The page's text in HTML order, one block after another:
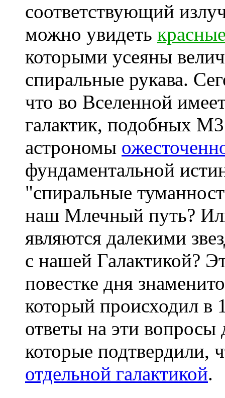
соответствующий
можно увидеть
которыми усеяны
спиральные рукава.
что во Вселенной
галактик, подобных
астрономы
фундаментальной
"спиральные
наш Млечный путь?
являются далекими
с нашей Галактикой?
повестке дня
который происходил в
ответы на эти вопросы
которые подтвердили,
отдельной галактикой.